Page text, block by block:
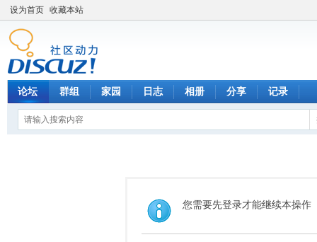
设为首页 收藏本站
论坛 群组 家园 日志 相册 分享 记录
您需要先登录才能继续本操作